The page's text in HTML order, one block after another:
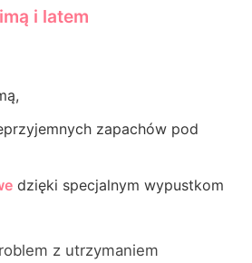
i latem
zapachów pod
dzięki specjalnym wypustkom
z utrzymaniem